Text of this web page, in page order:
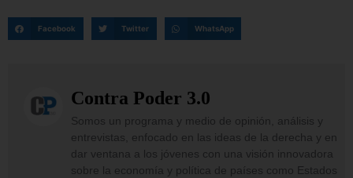
Facebook Twitter WhatsApp
Contra Poder 3.0
Somos un programa y medio de opinión, análisis y
entrevistas, enfocado en las ideas de la derecha y en
dar ventana a los jóvenes con una visión innovadora
sobre la economía y política de países como Estados